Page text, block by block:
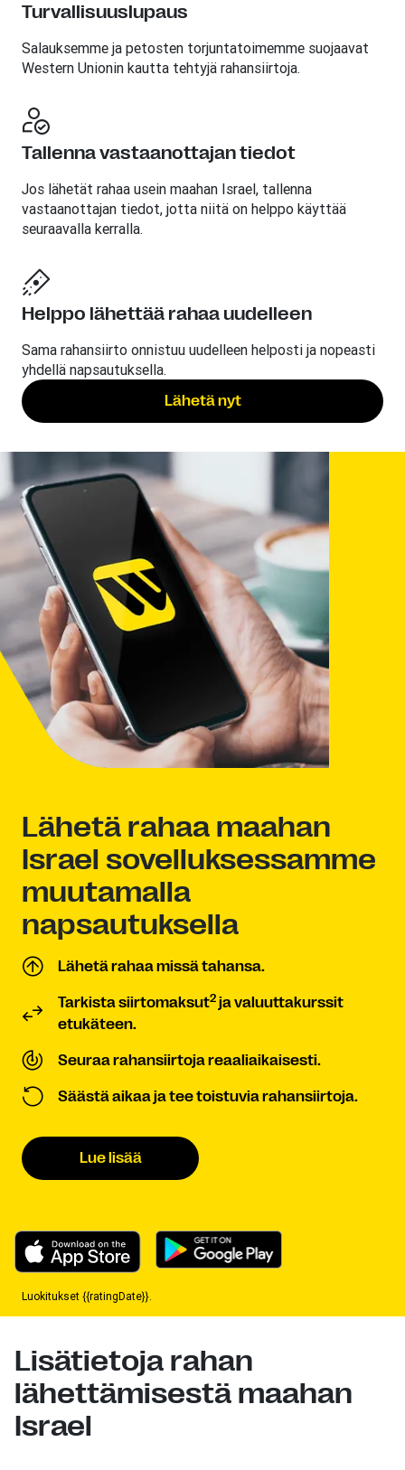
Turvallisuuslupaus
Salauksemme ja petosten torjuntatoimemme suojaavat
Western Unionin kautta tehtyjä rahansiirtoja.
Tallenna vastaanottajan tiedot
Jos lähetät rahaa usein maahan Israel, tallenna
vastaanottajan tiedot, jotta niitä on helppo käyttää
seuraavalla kerralla.
Helppo lähettää rahaa uudelleen
Sama rahansiirto onnistuu uudelleen helposti ja nopeasti
yhdellä napsautuksella.
Lähetä nyt
Lähetä rahaa maahan
Israel sovelluksessamme
muutamalla
napsautuksella
Lähetä rahaa missä tahansa.
Tarkista siirtomaksut2 ja valuuttakurssit
etukäteen.
Seuraa rahansiirtoja reaaliaikaisesti.
Säästä aikaa ja tee toistuvia rahansiirtoja.
Lue lisää
Luokitukset {{ratingDate}}.
Lisätietoja rahan
lähettämisestä maahan
Israel